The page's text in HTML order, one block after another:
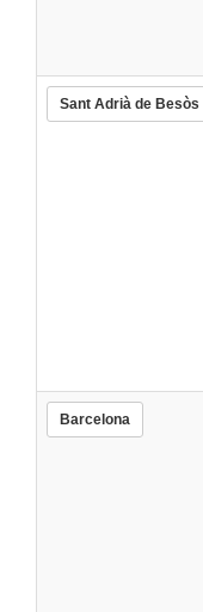
Sant Adrià de Besòs
Barcelona